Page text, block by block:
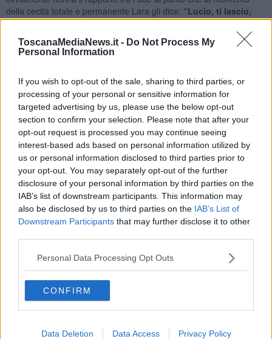
ToscanaMediaNews.it - Do Not Process My
Personal Information
If you wish to opt-out of the sale, sharing to third parties, or
processing of your personal or sensitive information for
targeted advertising by us, please use the below opt-out
section to confirm your selection. Please note that after your
opt-out request is processed you may continue seeing
interest-based ads based on personal information utilized by
us or personal information disclosed to third parties prior to
your opt-out. You may separately opt-out of the further
disclosure of your personal information by third parties on the
IAB’s list of downstream participants. This information may
also be disclosed by us to third parties on the IAB’s List of
Downstream Participants that may further disclose it to other
Personal Data Processing Opt Outs
CONFIRM
Data Deletion Data Access Privacy Policy
della cecità totale e permanente Lara gli dice: “Lucio, ti lascio,
non posso sopportare di vederti così, mi dispiace! Non sono
L’uomo sente sbattere la porta e a quel punto capisce di essere
e deve pertanto cavarsela da solo. Comincia così la nuova vita di
Lucio. Impara a sentire ciò che gli altri non sentono e a percepire il
mondo in modo diverso. Compra un cane per ciechi che diventa
per lui indispensabile e decide di diventare autonomo e
autosufficiente. Esce di casa! Nei suoi ricordi riaffiora l’immagine
del cieco, seduto sul marciapiede davanti al suo ufficio, che vedeva
tutti i giorni andando al lavoro, al quale lui donava sempre due
spiccioli scambiando due parole di cortesia.
Adesso vuole ancora parlare con lui perché ha qualcosa
d’importante da sapere. Si accovaccia vicino a lui e chiede: “Ciao
sono qui per chiederti una cosa, visto che adesso come sai sono
nella tua condizione!” con vece rotta dall’ansia. Il cieco sorride
intuendo la domanda che gli sarà posta da lì a poco e risponde
sereno: “Dimmi”. Lucio riprende svelto: “Sai, da quando non ci vedo
più, avverto un qualcosa d’indefinito. Non mi so spiegare ma è
come se intorno a me ci fosse qualcosa, è quasi uno spostamento
dell’aria al quale non riesco a dare un nome! Che può essere?
Capita anche a te?”. Il cieco risponde: “Caro, si tratta del
senso! Un giorno darai un nome a tutto questo, quando sarà il suo
tempo!”.
Riprende il suo cammino e la sua nuova vita con un nuovo spirito,